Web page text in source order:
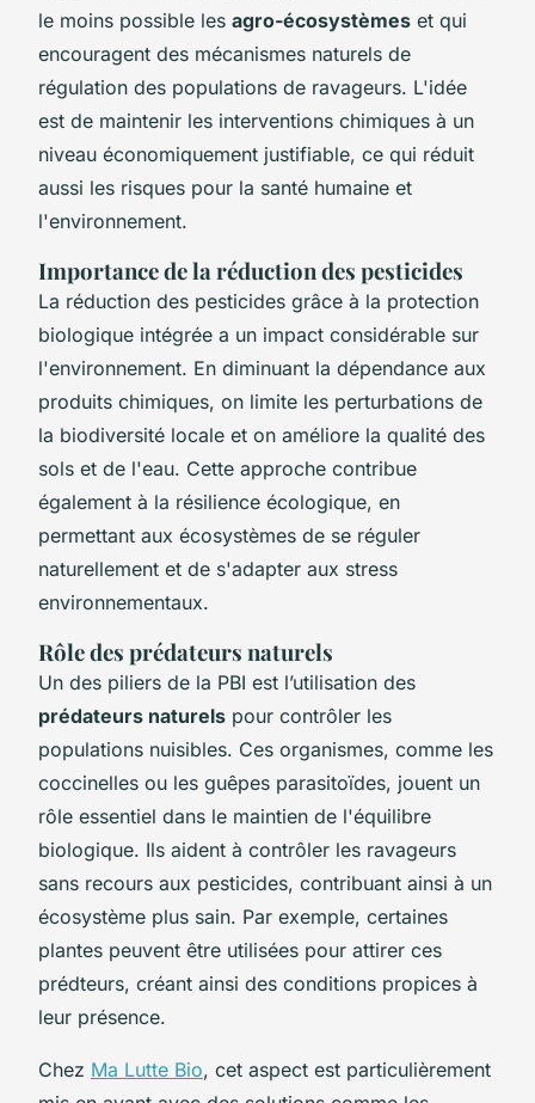
le moins possible les agro-écosystèmes et qui
encouragent des mécanismes naturels de
régulation des populations de ravageurs. L'idée
est de maintenir les interventions chimiques à un
niveau économiquement justifiable, ce qui réduit
aussi les risques pour la santé humaine et
l'environnement.
Importance de la réduction des pesticides
La réduction des pesticides grâce à la protection
biologique intégrée a un impact considérable sur
l'environnement. En diminuant la dépendance aux
produits chimiques, on limite les perturbations de
la biodiversité locale et on améliore la qualité des
sols et de l'eau. Cette approche contribue
également à la résilience écologique, en
permettant aux écosystèmes de se réguler
naturellement et de s'adapter aux stress
environnementaux.
Rôle des prédateurs naturels
Un des piliers de la PBI est l’utilisation des
prédateurs naturels pour contrôler les
populations nuisibles. Ces organismes, comme les
coccinelles ou les guêpes parasitoïdes, jouent un
rôle essentiel dans le maintien de l'équilibre
biologique. Ils aident à contrôler les ravageurs
sans recours aux pesticides, contribuant ainsi à un
écosystème plus sain. Par exemple, certaines
plantes peuvent être utilisées pour attirer ces
prédteurs, créant ainsi des conditions propices à
leur présence.
Chez Ma Lutte Bio, cet aspect est particulièrement